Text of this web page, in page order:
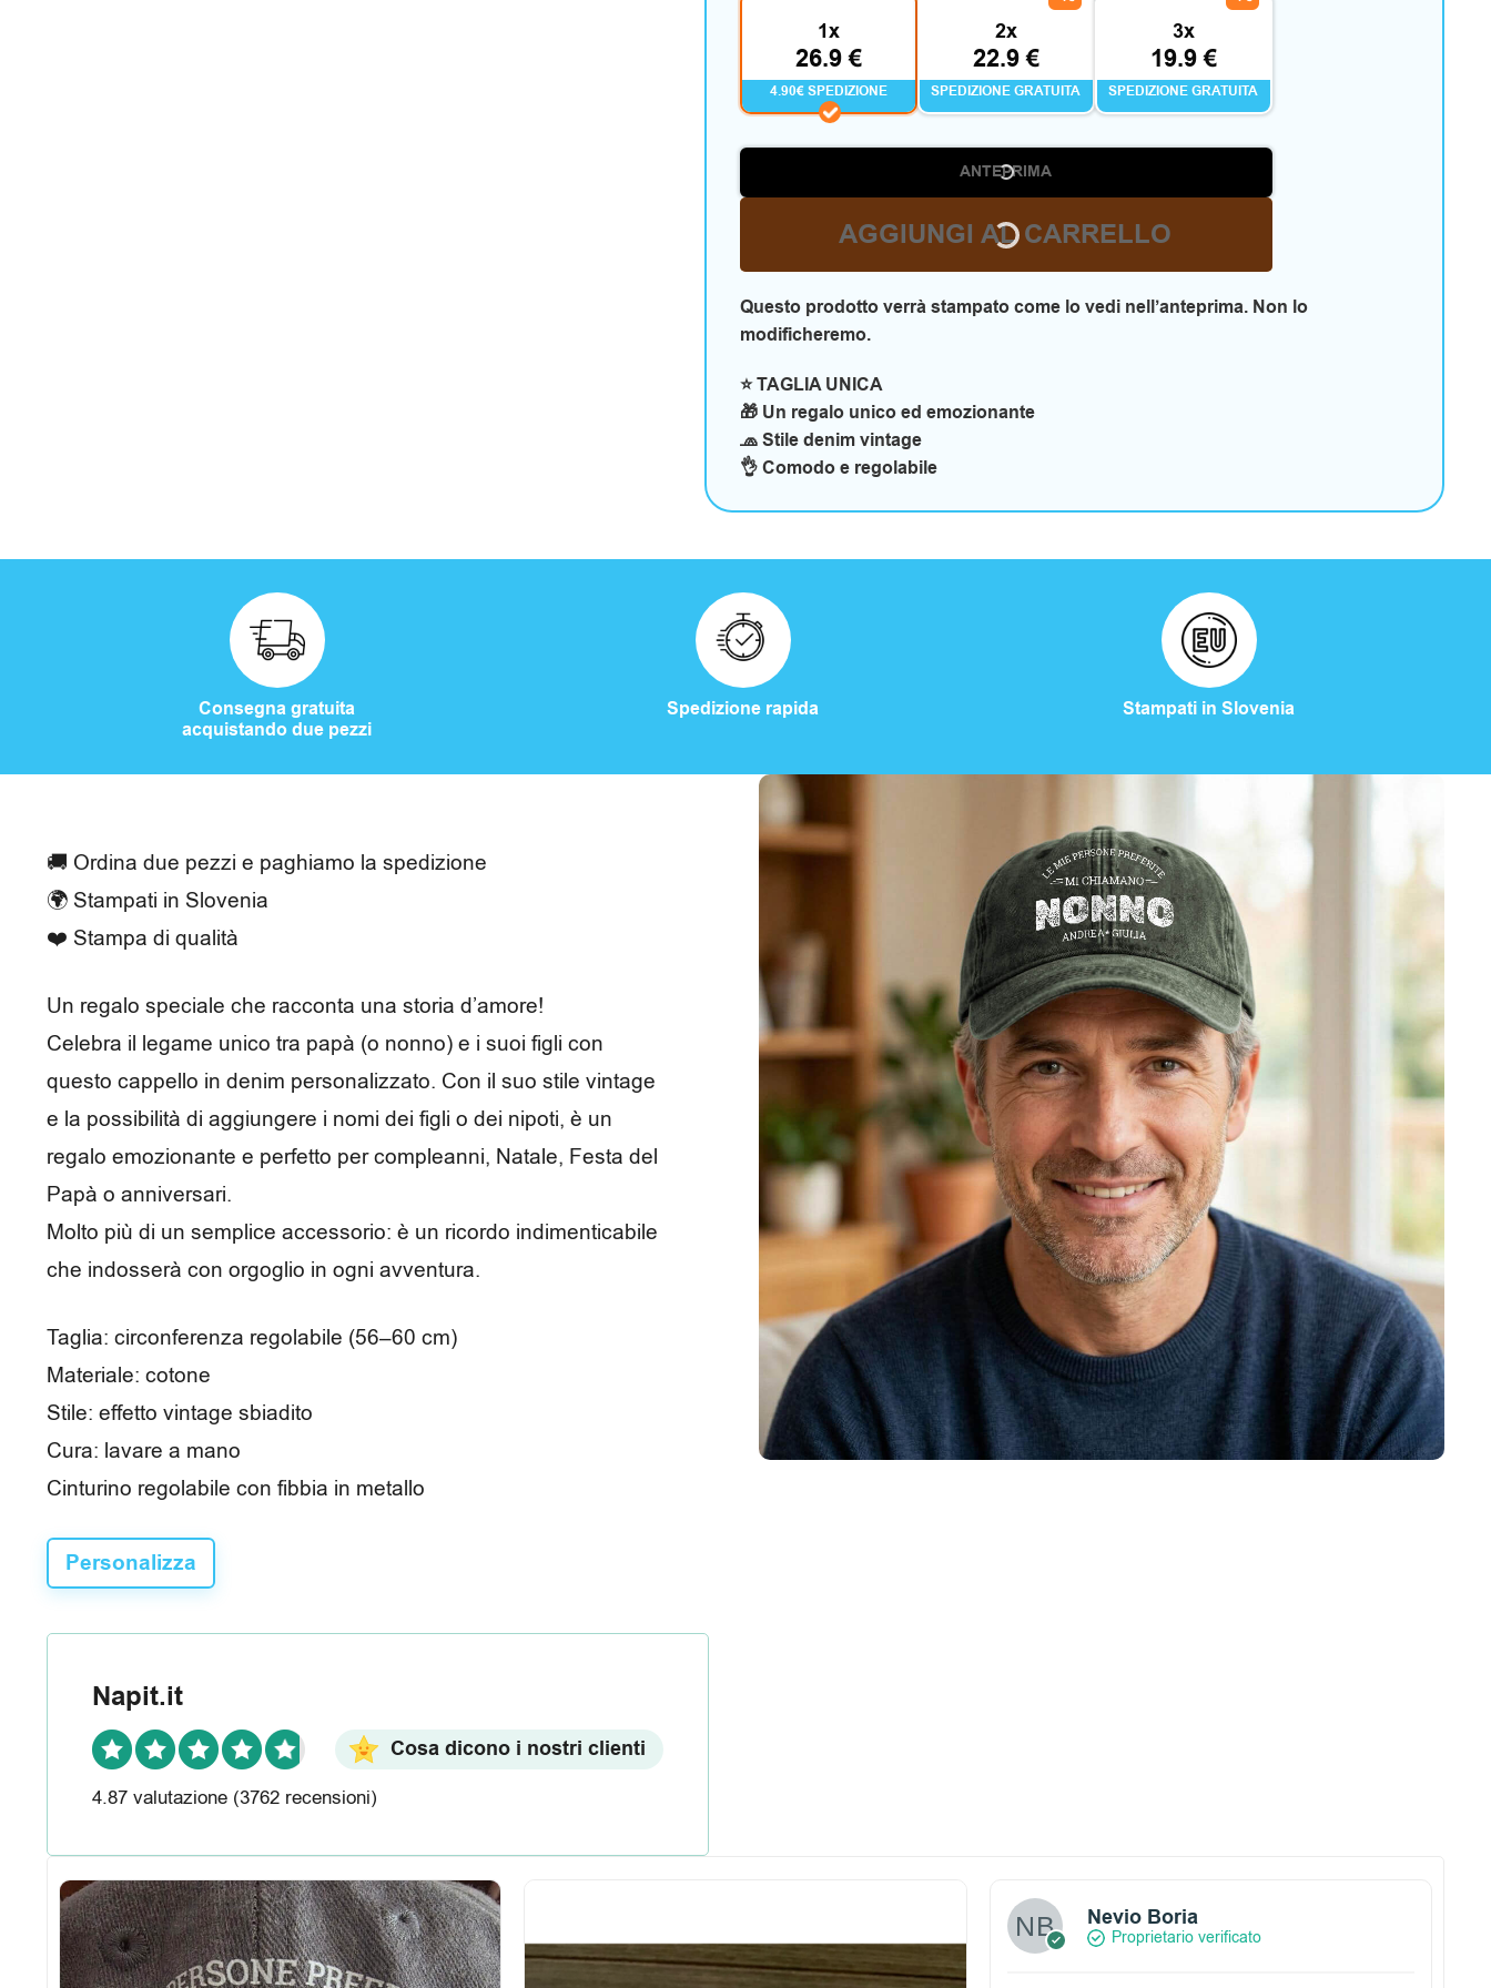
a
a
e
e
m
p
o
l
i
b
o
e
c
e
n
s
n
i
1x
26.9 €
4.90€ SPEDIZIONE
2x
22.9 €
SPEDIZIONE GRATUITA
3x
19.9 €
SPEDIZIONE GRATUITA
ANTEPRIMA
AGGIUNGI AL CARRELLO
Questo prodotto verrà stampato come lo vedi nell’anteprima. Non lo
modificheremo.
⭐ TAGLIA UNICA
🎁 Un regalo unico ed emozionante
🧢 Stile denim vintage
👌 Comodo e regolabile
Consegna gratuita
acquistando due pezzi
Spedizione rapida Stampati in Slovenia
🚚 Ordina due pezzi e paghiamo la spedizione
🌍 Stampati in Slovenia
❤️ Stampa di qualità
Un regalo speciale che racconta una storia d’amore!
Celebra il legame unico tra papà (o nonno) e i suoi figli con
questo cappello in denim personalizzato. Con il suo stile vintage
e la possibilità di aggiungere i nomi dei figli o dei nipoti, è un
regalo emozionante e perfetto per compleanni, Natale, Festa del
Papà o anniversari.
Molto più di un semplice accessorio: è un ricordo indimenticabile
che indosserà con orgoglio in ogni avventura.
Taglia: circonferenza regolabile (56–60 cm)
Materiale: cotone
Stile: effetto vintage sbiadito
Cura: lavare a mano
Cinturino regolabile con fibbia in metallo
Personalizza
Napit.it
Cosa dicono i nostri clienti
4.87 valutazione (3762 recensioni)
Nevio Boria
Proprietario verificato